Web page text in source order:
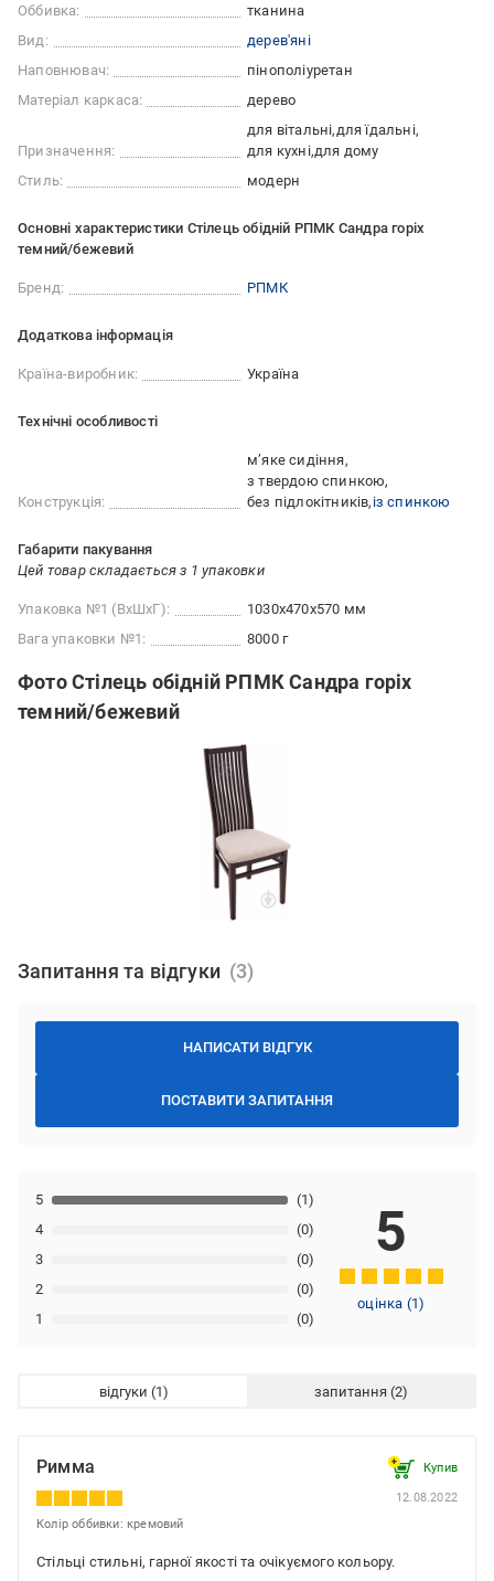
Оббивка:
тканина
Вид:
дерев'яні
Наповнювач:
пінополіуретан
Матеріал каркаса:
дерево
Призначення:
для вітальні для їдальні
для кухні для дому
Стиль:
модерн
Основні характеристики Стілець обідній РПМК Сандра горіх
темний/бежевий
Бренд: РПМК
Додаткова інформація
Країна-виробник: Україна
Технічні особливості
Конструкція:
м’яке сидіння
з твердою спинкою
без підлокітників із спинкою
Габарити пакування
Цей товар складається з 1 упаковки
Упаковка №1 (ВхШхГ):
1030x470x570 мм
Вага упаковки №1:
8000 г
Фото Стілець обідній РПМК Сандра горіх
темний/бежевий
Запитання та відгуки
НАПИСАТИ ВІДГУК
ПОСТАВИТИ ЗАПИТАННЯ
1 (0)
2 (0)
3 (0)
4 (0)
5 (1)
5
оцінка (1)
відгуки запитання
Римма Купив
12.08.2022
Колір оббивки: кремовий
Стільці стильні, гарної якості та очікуємого кольору.